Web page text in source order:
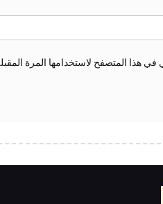
هذا المتصفح لاستخدامها المرة